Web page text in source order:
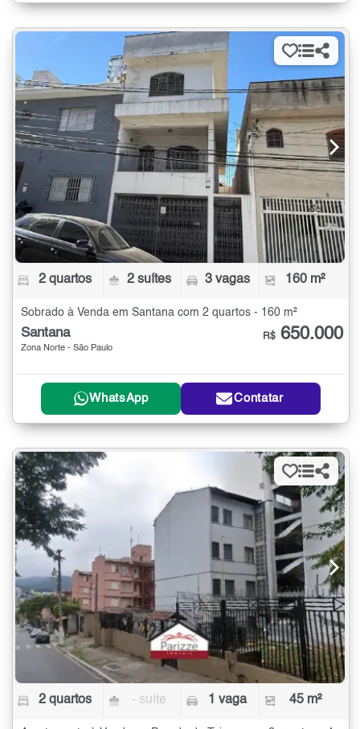
2 quartos 2 suítes 3 vagas 160 m²
Sobrado à Venda em Santana com 2 quartos - 160 m²
Santana
Zona Norte - São Paulo
R$ 650.000
WhatsApp Contatar
2 quartos - suíte 1 vaga 45 m²